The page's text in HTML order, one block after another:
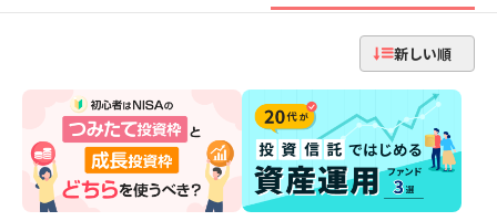
新しい順